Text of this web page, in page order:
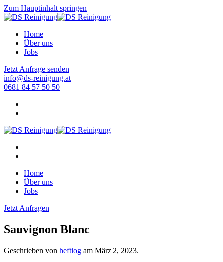
Zum Hauptinhalt springen
Home
Über uns
Jobs
Jetzt Anfrage senden
info@ds-reinigung.at
0681 84 57 50 50
Home
Über uns
Jobs
Jetzt Anfragen
Sauvignon Blanc
Geschrieben von heftiog am März 2, 2023.